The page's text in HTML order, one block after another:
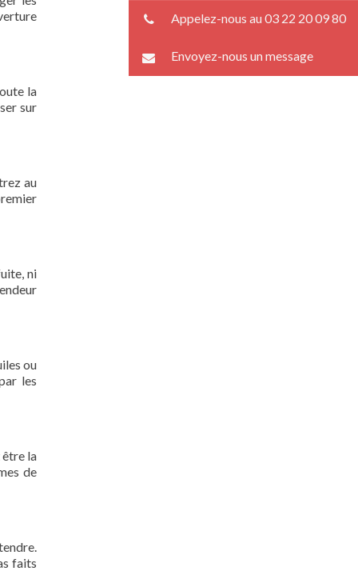
la
sur
au
ni
ou
les
la
de
faits
Appelez-nous au 03 22 20 09 80
Envoyez-nous un message